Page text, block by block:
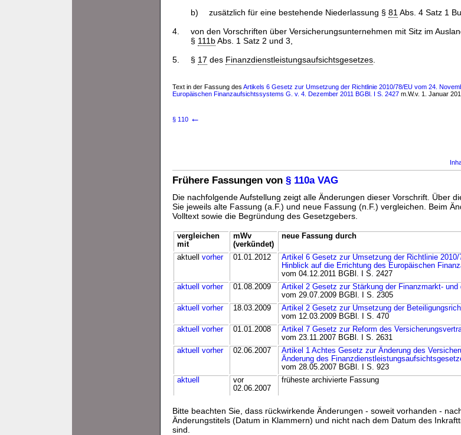
b)
zusätzlich für eine bestehende Niederlassung § 81 Abs. 4 Satz 1
4.
von den Vorschriften über Versicherungsunternehmen mit Sitz im
§ 111bAbs. 1 Satz 2 und 3,
5.
§ 17 des Finanzdienstleistungsaufsichtsgesetzes.
Text in der Fassung des Artikels 6 Gesetz zur Umsetzung der Richtlinie 2010/78/EU vom 24.
Europäischen Finanzaufsichtssystems G. v. 4. Dezember 2011 BGBl. I S. 2427 m.W.v. 1. Januar
§ 110 ←
Frühere Fassungen von § 110a VAG
Die nachfolgende Aufstellung zeigt alle Änderungen dieser Vorschrift. Über
Sie jeweils alte Fassung (a.F.) und neue Fassung (n.F.) vergleichen. Beim
Volltext sowie die Begründung des Gesetzgebers.
vergleichen
mit
mWv
(verkündet)
neue Fassung durch
aktuell vorher 01.01.2012
Artikel 6 Gesetz zur Umsetzung der Richtlinie
Hinblick auf die Errichtung des Europäischen
vom 04.12.2011 BGBl. I S. 2427
aktuell
vorher 01.08.2009
Artikel 2 Gesetz zur Stärkung der Finanzmarkt- und
vom 29.07.2009 BGBl. I S. 2305
aktuell
vorher 18.03.2009
Artikel 2 Gesetz zur Umsetzung der
vom 12.03.2009 BGBl. I S. 470
aktuell
vorher 01.01.2008
Artikel 7 Gesetz zur Reform des
vom 23.11.2007 BGBl. I S. 2631
aktuell
vorher 02.06.2007
Artikel 1 Achtes Gesetz zur Änderung des
Änderung des
vom 28.05.2007 BGBl. I S. 923
aktuell
vor
02.06.2007
früheste archivierte Fassung
Bitte beachten Sie, dass rückwirkende Änderungen - soweit vorhanden -
Änderungstitels (Datum in Klammern) und nicht nach dem Datum des
sind.